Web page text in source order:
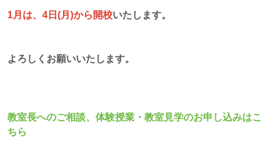
1月は、4日(月)から開校いたします。
よろしくお願いいたします。
教室長へのご相談、体験授業・教室見学のお申し込みはこ
ちら